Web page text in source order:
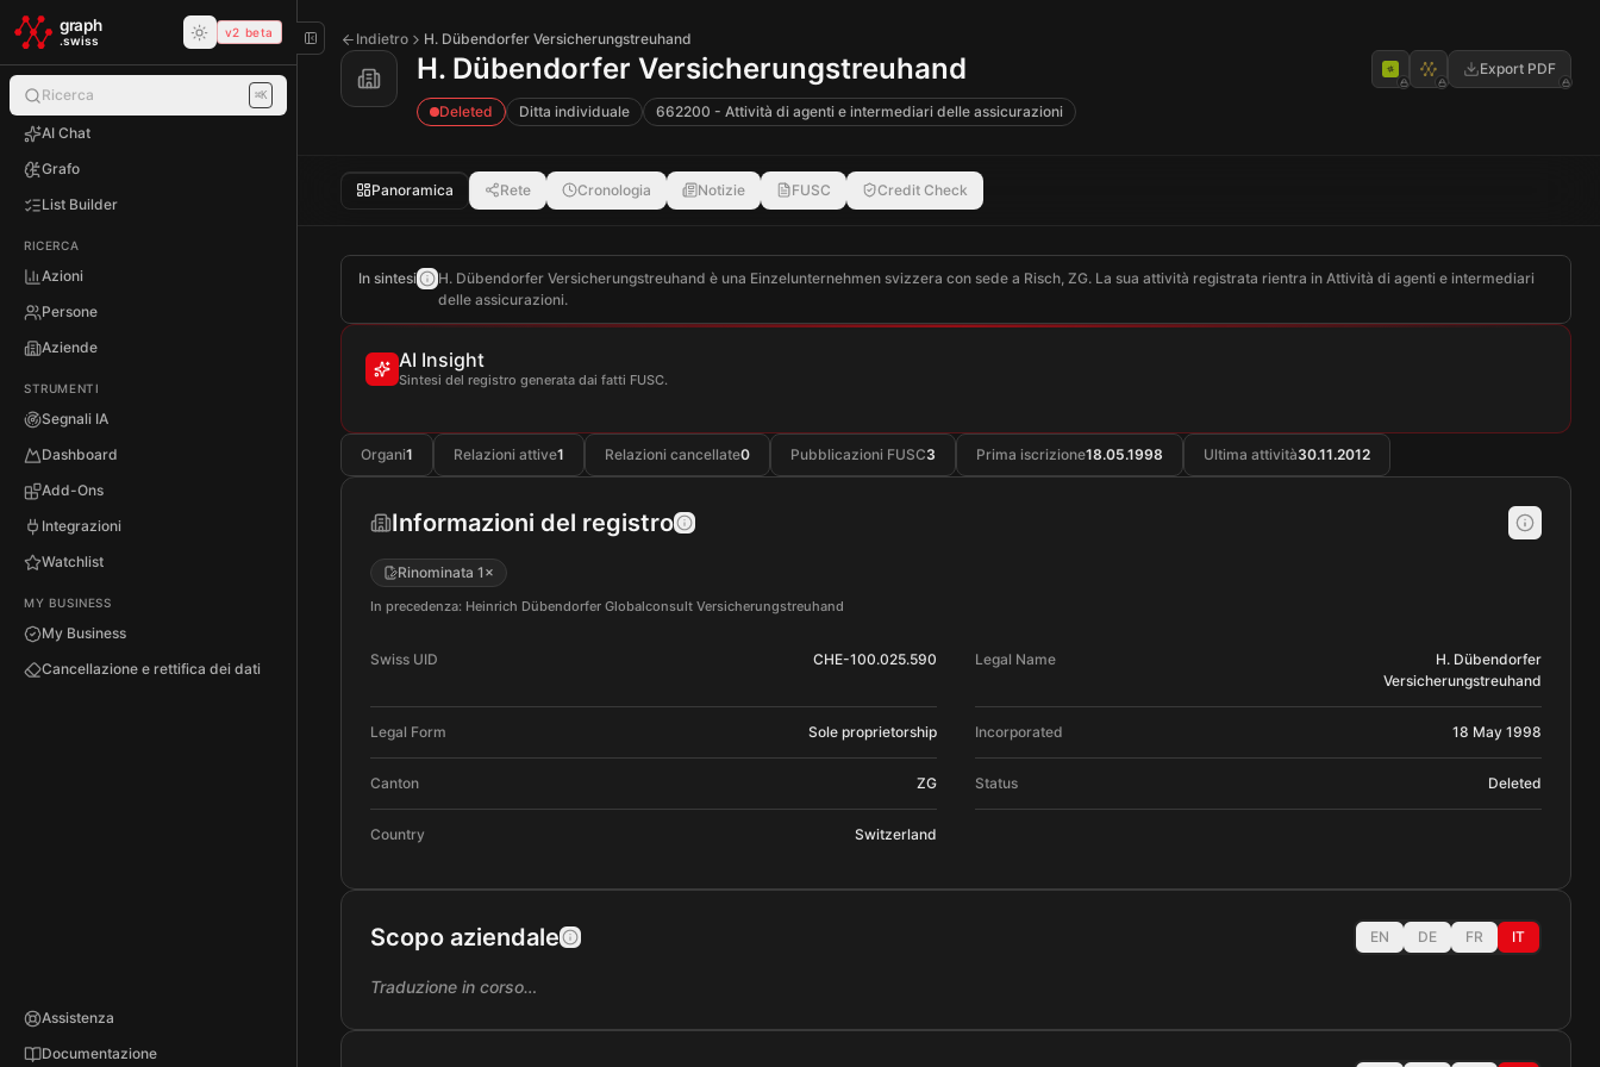
Skip to main content
graph
.swiss
v2 beta
Ricerca ⌘K
AI Chat
Grafo
List Builder
RICERCA
Azioni
Persone
Aziende
STRUMENTI
Segnali IA
Dashboard
Add-Ons
Integrazioni
Watchlist
MY BUSINESS
My Business
Cancellazione e rettifica dei dati
Assistenza
Documentazione
Indietro H. Dübendorfer Versicherungstreuhand
H. Dübendorfer Versicherungstreuhand Export PDF
Deleted Ditta individuale 662200 - Attività di agenti e intermediari delle assicurazioni
Panoramica Rete Cronologia Notizie FUSC Credit Check
In sintesi
H. Dübendorfer Versicherungstreuhand è una Einzelunternehmen svizzera con sede a Risch, ZG. La sua attività registrata rientra in Attività di agenti e intermediari
delle assicurazioni.
AI Insight
Sintesi del registro generata dai fatti FUSC.
Organi1 Relazioni attive1 Relazioni cancellate0 Pubblicazioni FUSC3 Prima iscrizione18.05.1998 Ultima attività30.11.2012
Informazioni del registro
Rinominata 1×
In precedenza: Heinrich Dübendorfer Globalconsult Versicherungstreuhand
Swiss UID CHE-100.025.590 Legal Name
H. Dübendorfer
Versicherungstreuhand
Legal Form Sole proprietorship Incorporated 18 May 1998
Canton ZG Status Deleted
Country Switzerland
Scopo aziendale EN DE FR IT
Traduzione in corso…